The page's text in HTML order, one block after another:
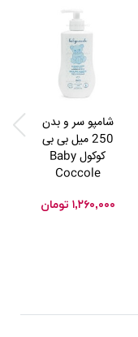
شامپو سر و بدن
250 میل بی بی
کوکول Baby
Coccole
۱,۲۶۰,۰۰۰ تومان